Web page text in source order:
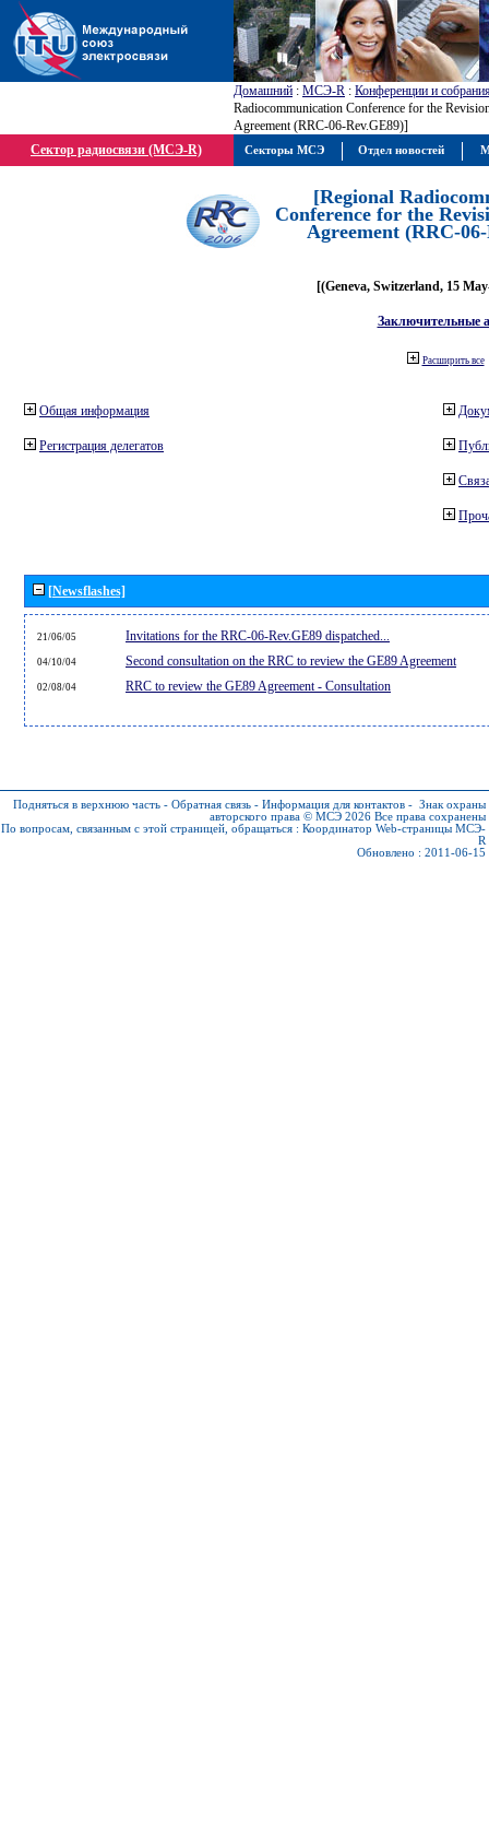
Домашний : МСЭ-R : Конференции и
Radiocommunication Conference for the
Agreement (RRC-06-Rev.GE89)]
Сектор радиосвязи (МСЭ-R)
[Regional
Conference for the
Agreement (RRC-
[(Geneva, Switzerland, 15
Заключительные
Расширить все
Общая информация
Регистрация делегатов
[Newsflashes]
21/06/05 Invitations for the RRC-06-Rev.GE89 dispatched...
04/10/04 Second consultation on the RRC to review the GE89 Agreement
02/08/04 RRC to review the GE89 Agreement - Consultation
Подняться в верхнюю часть - Обратная связь - Информация для контактов - Знак охраны
авторского права © МСЭ 2026 Все права сохранены
По вопросам, связанным с этой страницей, обращаться : Координатор Web-страницы МСЭ-
R
Обновлено : 2011-06-15
Секторы МСЭ Отдел новостей